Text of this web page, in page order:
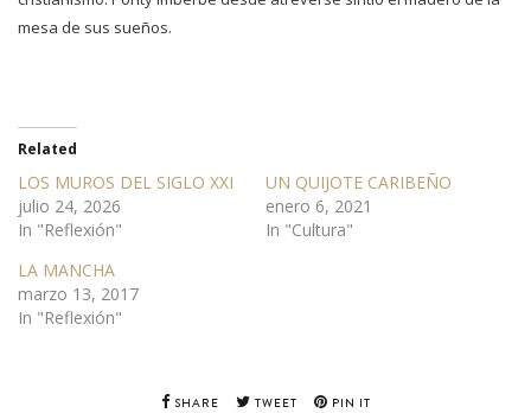
mesa de sus sueños.
Related
LOS MUROS DEL SIGLO XXI
julio 24, 2026
In "Reflexión"
UN QUIJOTE CARIBEÑO
enero 6, 2021
In "Cultura"
LA MANCHA
marzo 13, 2017
In "Reflexión"
SHARE TWEET PIN IT